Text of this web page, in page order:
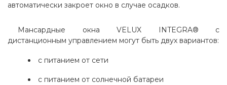
автоматически закроет окно в случае осадков.
Мансардные окна VELUX INTEGRA® с
дистанционным управлением могут быть двух вариантов:
с питанием от сети
с питанием от солнечной батареи